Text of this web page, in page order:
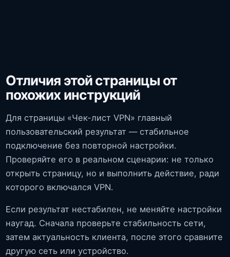
Отличия этой страницы от
похожих инструкций
Для страницы «Чек-лист VPN» главный
пользовательский результат — стабильное
подключение без повторной настройки.
Проверяйте его в реальном сценарии: не только
открыть страницу, но и выполнить действие, ради
которого включался VPN.
Если результат нестабилен, не меняйте настройки
наугад. Сначала проверьте стабильность сети,
затем актуальность клиента, после этого сравните
другую сеть или устройство.